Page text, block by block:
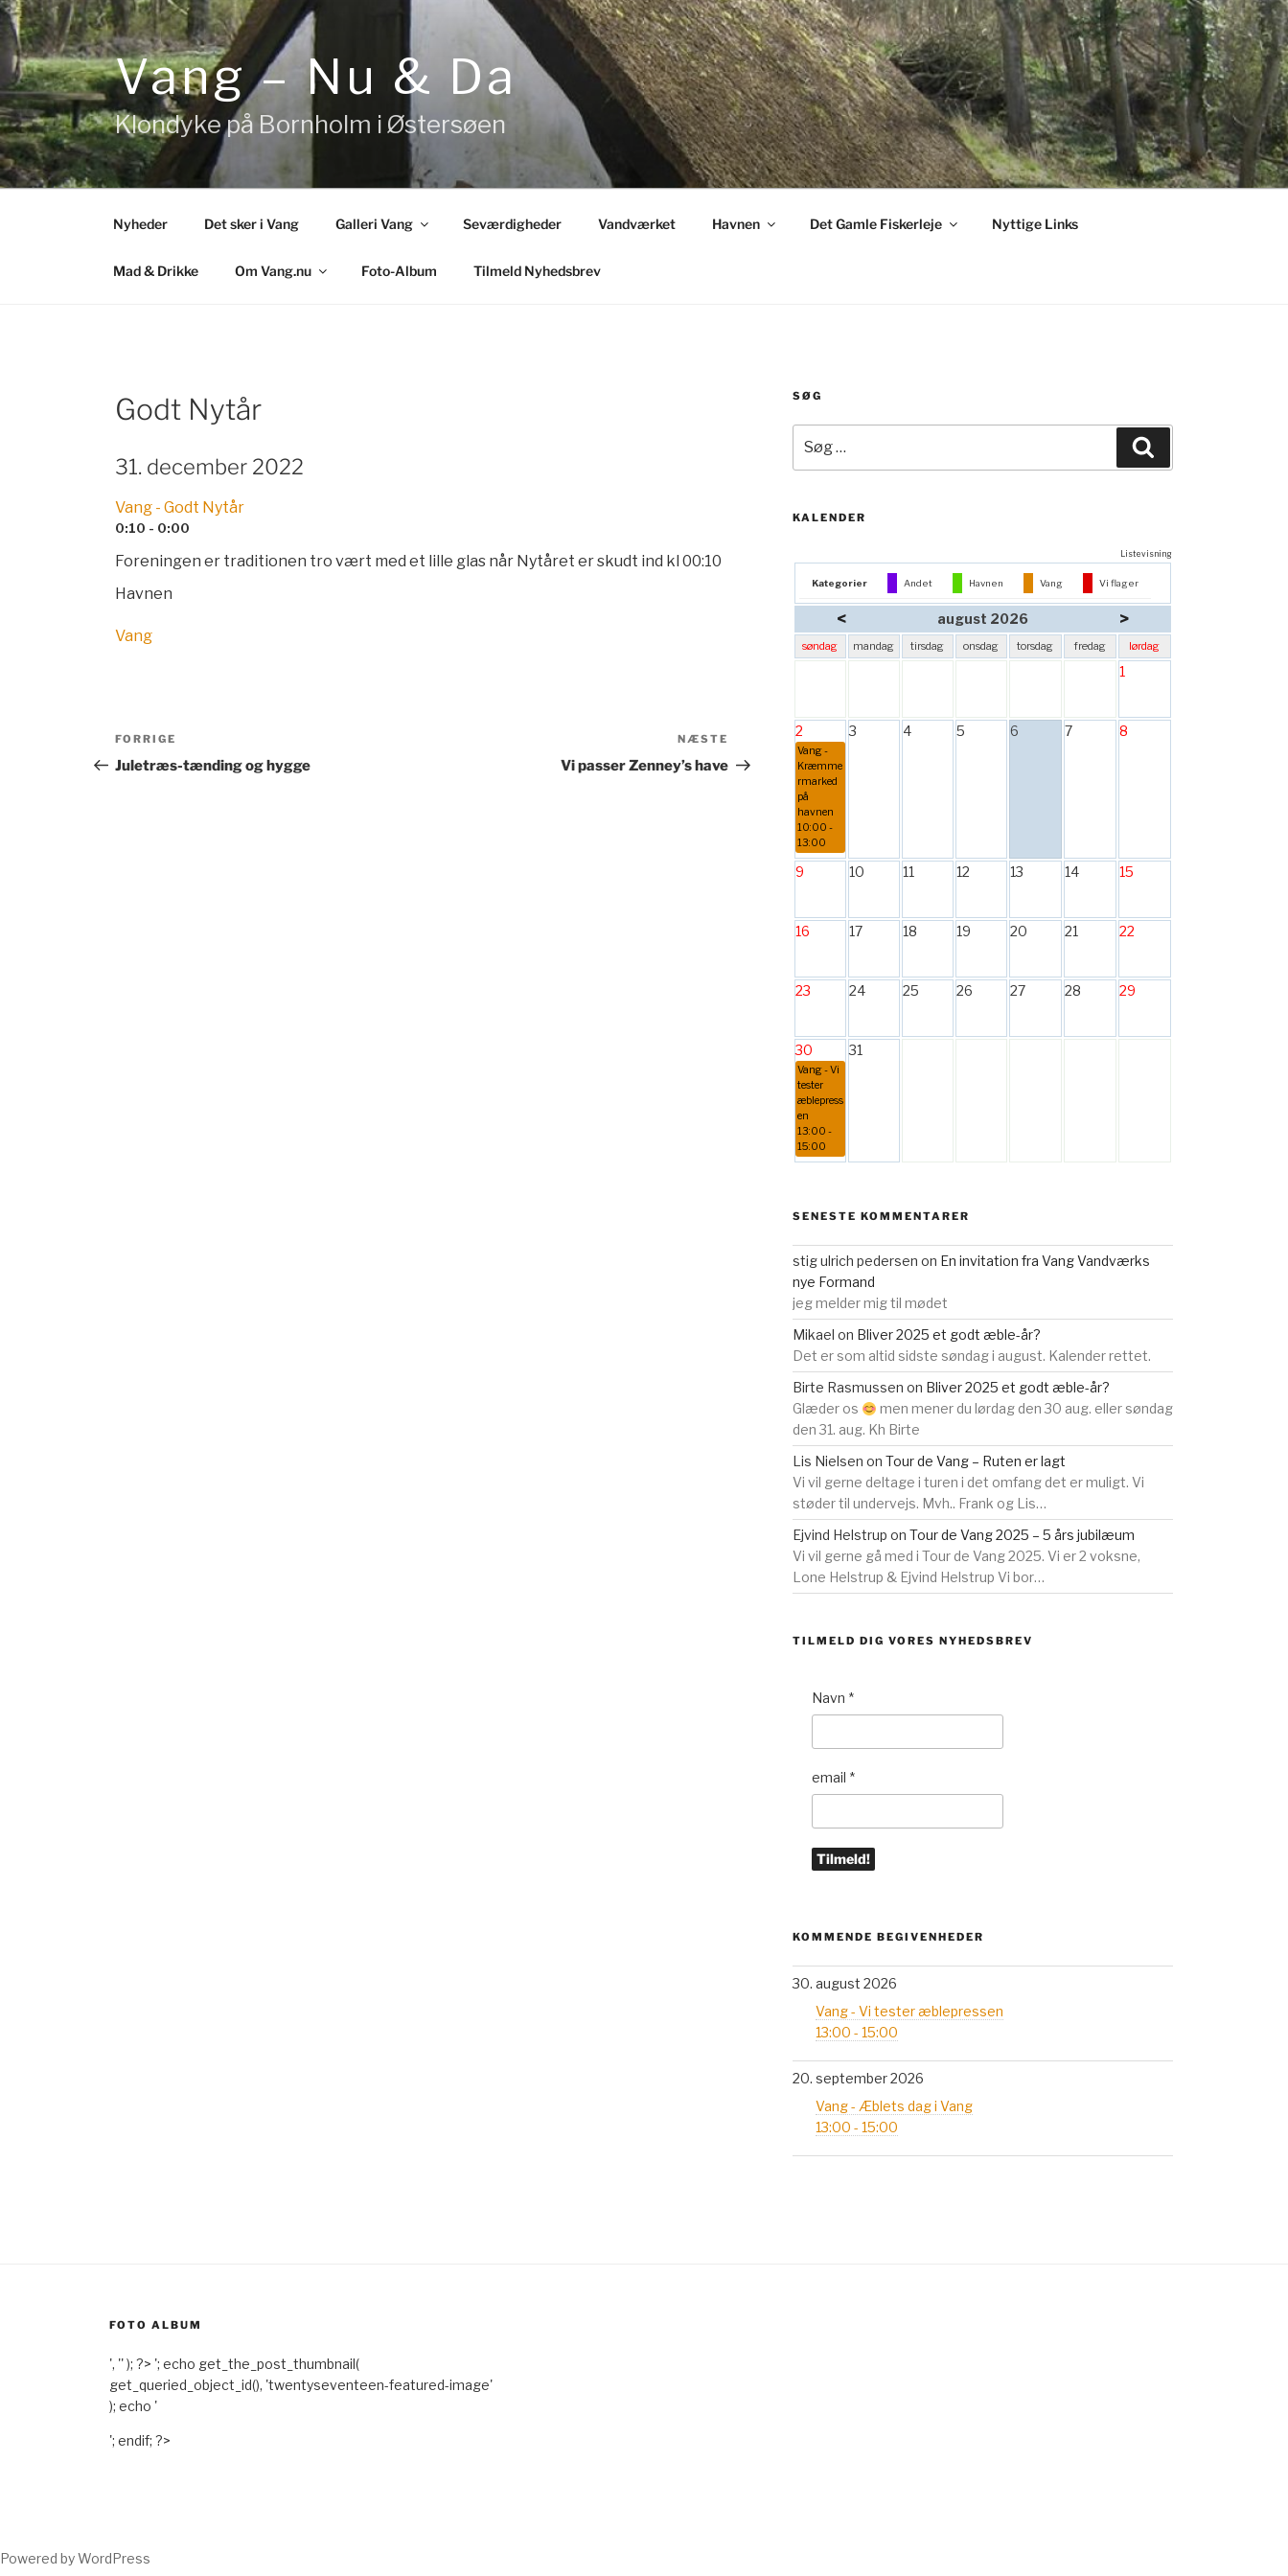
Videre
til
indhold
Vang – Nu & Da
Klondyke på Bornholm i Østersøen
Nyheder Det sker i Vang Galleri Vang Seværdigheder Vandværket Havnen Det Gamle Fiskerleje Nyttige Links
Mad & Drikke Om Vang.nu Foto-Album Tilmeld Nyhedsbrev
Godt Nytår
31. december 2022
Vang - Godt Nytår
0:10 - 0:00
Foreningen er traditionen tro vært med et lille glas når Nytåret er skudt ind kl 00:10
Havnen
Vang
Indlægsnavigation
Forrige
indlæg
FORRIGE
Juletræs-tænding og hygge
indlæg
NÆSTE
Vi passer Zenney’s have
SØG
efter:
KALENDER
Listevisning
Kategorier Andet Havnen Vang Vi flager
< august 2026 >
søndag mandag tirsdag onsdag torsdag fredag lørdag
1
2
Vang -
Kræmme
rmarked
på
havnen
10:00 -
13:00
3 4 5 6 7 8
9 10 11 12 13 14 15
16 17 18 19 20 21 22
23 24 25 26 27 28 29
30
Vang - Vi
tester
æblepress
en
13:00 -
15:00
31
SENESTE KOMMENTARER
stig ulrich pedersen on En invitation fra Vang Vandværks
nye Formand
jeg melder mig til mødet
Mikael on Bliver 2025 et godt æble-år?
Det er som altid sidste søndag i august. Kalender rettet.
Birte Rasmussen on Bliver 2025 et godt æble-år?
Glæder os
men mener du lørdag den 30 aug. eller søndag
den 31. aug. Kh Birte
Lis Nielsen on Tour de Vang – Ruten er lagt
Vi vil gerne deltage i turen i det omfang det er muligt. Vi
støder til undervejs. Mvh.. Frank og Lis…
Ejvind Helstrup on Tour de Vang 2025 – 5 års jubilæum
Vi vil gerne gå med i Tour de Vang 2025. Vi er 2 voksne,
Lone Helstrup & Ejvind Helstrup Vi bor…
TILMELD DIG VORES NYHEDSBREV
Navn *
email *
KOMMENDE BEGIVENHEDER
30. august 2026
Vang - Vi tester æblepressen
13:00 - 15:00
20. september 2026
Vang - Æblets dag i Vang
13:00 - 15:00
FOTO ALBUM
', '' ); ?> '; echo get_the_post_thumbnail(
get_queried_object_id(), 'twentyseventeen-featured-image'
); echo '
'; endif; ?>
Powered by WordPress